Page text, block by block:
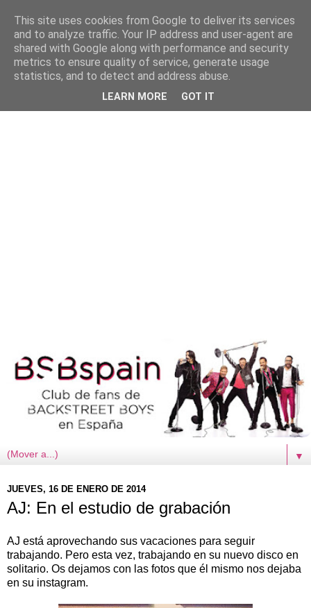
▼
JUEVES, 16 DE ENERO DE 2014
AJ: En el estudio de grabación
AJ está aprovechando sus vacaciones para seguir
trabajando. Pero esta vez, trabajando en su nuevo disco en
solitario. Os dejamos con las fotos que él mismo nos dejaba
en su instagram.
This site uses cookies from Google to deliver its services
and to analyze traffic. Your IP address and user-agent are
shared with Google along with performance and security
metrics to ensure quality of service, generate usage
statistics, and to detect and address abuse.
LEARN MORE GOT IT